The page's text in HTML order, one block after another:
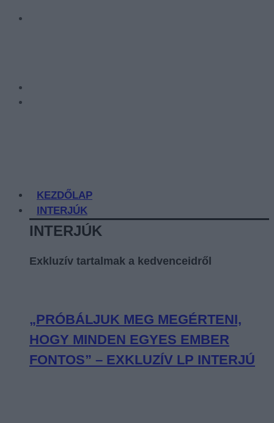
KEZDŐLAP
INTERJÚK
INTERJÚK
Exkluzív tartalmak a kedvenceidről
„PRÓBÁLJUK MEG MEGÉRTENI,
HOGY MINDEN EGYES EMBER
FONTOS” – EXKLUZÍV LP INTERJÚ